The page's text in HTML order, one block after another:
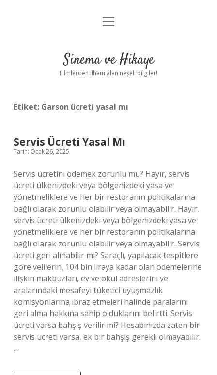
Gizlilik Politikası
Yasal Uyarı
menüyü
Sinema ve Hikaye
Filmlerden ilham alan neşeli bilgiler!
Etiket: Garson ücreti yasal mı
Servis Ücreti Yasal Mı
Tarih: Ocak 26, 2025
Servis ücretini ödemek zorunlu mu? Hayır, servis
ücreti ülkenizdeki veya bölgenizdeki yasa ve
yönetmeliklere ve her bir restoranın politikalarına
bağlı olarak zorunlu olabilir veya olmayabilir. Hayır,
servis ücreti ülkenizdeki veya bölgenizdeki yasa ve
yönetmeliklere ve her bir restoranın politikalarına
bağlı olarak zorunlu olabilir veya olmayabilir. Servis
ücreti geri alınabilir mi? Saraçlı, yapılacak tespitlere
göre velilerin, 104 bin liraya kadar olan ödemelerine
ilişkin makbuzları, ev ve okul adreslerini ve
aralarındaki mesafeyi tüketici uyuşmazlık
komisyonlarına ibraz etmeleri halinde paralarını
geri alma hakkına sahip olduklarını belirtti. Servis
ücreti varsa bahşiş verilir mi? Hesabınızda zaten bir
servis ücreti varsa, ek bir bahşiş gerekli olmayabilir.
…